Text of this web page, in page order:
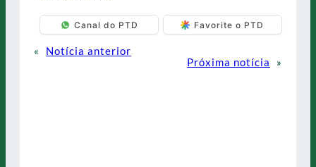
Canal do PTD Favorite o PTD
«
Notícia anterior
Próxima notícia
»